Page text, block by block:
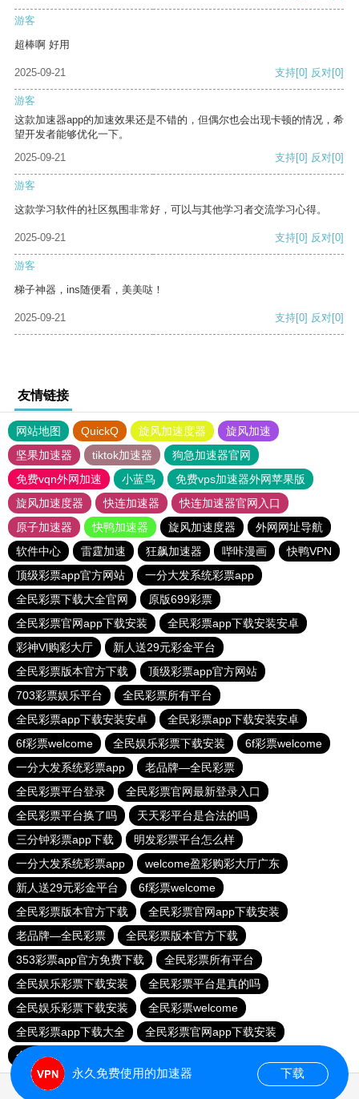
游客
超棒啊 好用
2025-09-21 支持[0] 反对[0]
游客
这款加速器app的加速效果还是不错的，但偶尔也会出现卡顿的情况，希
望开发者能够优化一下。
2025-09-21
支持[0] 反对[0]
游客
这款学习软件的社区氛围非常好，可以与其他学习者交流学习心得。
2025-09-21 支持[0] 反对[0]
游客
梯子神器，ins随便看，美美哒！
2025-09-21 支持[0] 反对[0]
友情链接
网站地图 QuickQ 旋风加速度器
旋风加速
坚果加速器
tiktok加速器
狗急加速器官网
免费vqn外网加速
小蓝鸟
免费vps加速器外网苹果版
旋风加速度器
快连加速器
快连加速器官网入口
原子加速器
快鸭加速器 旋风加速度器
外网网址导航
软件中心
雷霆加速 狂飙加速器 哔咔漫画
快鸭VPN
顶级彩票app官方网站
一分大发系统彩票app
全民彩票下载大全官网
原版699彩票
全民彩票官网app下载安装
全民彩票app下载安装安卓
彩神Vl购彩大厅
新人送29元彩金平台
全民彩票版本官方下载
顶级彩票app官方网站
703彩票娱乐平台
全民彩票所有平台
全民彩票app下载安装安卓
全民彩票app下载安装安卓
6f彩票welcome
全民娱乐彩票下载安装
6f彩票welcome
一分大发系统彩票app
老品牌—全民彩票
全民彩票平台登录
全民彩票官网最新登录入口
全民彩票平台换了吗
天天彩平台是合法的吗
三分钟彩票app下载
明发彩票平台怎么样
一分大发系统彩票app
welcome盈彩购彩大厅广东
新人送29元彩金平台
6f彩票welcome
全民彩票版本官方下载
全民彩票官网app下载安装
老品牌—全民彩票
全民彩票版本官方下载
353彩票app官方免费下载
全民彩票所有平台
全民娱乐彩票下载安装
全民彩票平台是真的吗
全民娱乐彩票下载安装
全民彩票welcome
全民彩票app下载大全
全民彩票官网app下载安装
全民彩票app下载安装安卓
永久免费使用的加速器 下载